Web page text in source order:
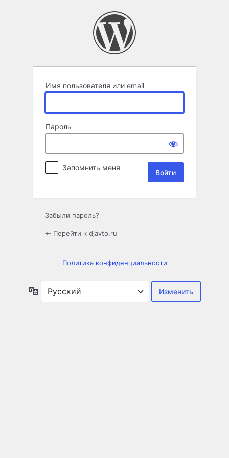
Имя пользователя или email
Пароль
Запомнить меня
Забыли пароль?
← Перейти к djavto.ru
Политика конфиденциальности
Язык